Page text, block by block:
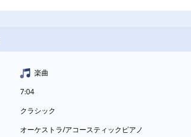
楽曲
7:04
クラシック
オーケストラ/アコースティックピアノ